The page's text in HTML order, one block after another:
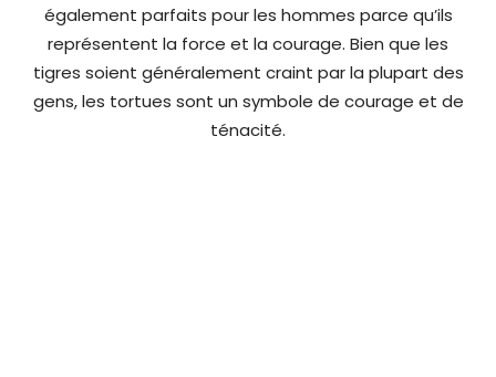
également parfaits pour les hommes parce qu’ils
représentent la force et la courage. Bien que les
tigres soient généralement craint par la plupart des
gens, les tortues sont un symbole de courage et de
ténacité.